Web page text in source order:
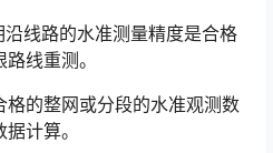
线路的水准测量精度是合格
线重测。
的整网或分段的水准观测数
计算。